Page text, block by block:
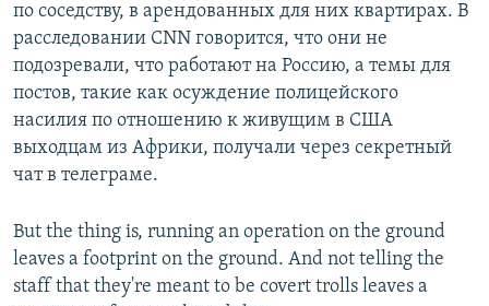
по соседству, в арендованных для них квартирах. В
расследовании CNN говорится, что они не
подозревали, что работают на Россию, а темы для
постов, такие как осуждение полицейского
насилия по отношению к живущим в США
выходцам из Африки, получали через секретный
чат в телеграме.
But the thing is, running an operation on the ground
leaves a footprint on the ground. And not telling the
staff that they're meant to be covert trolls leaves a